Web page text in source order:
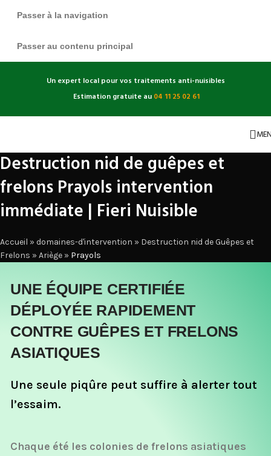
Passer à la navigation
Passer au contenu principal
Un expert local pour vos traitements anti-nuisibles
Estimation gratuite au 04 11 25 02 61
Destruction nid de guêpes et
frelons Prayols intervention
immédiate | Fieri Nuisible
Accueil » domaines-d'intervention » Destruction nid de Guêpes et
Frelons » Ariège » Prayols
UNE ÉQUIPE CERTIFIÉE
DÉPLOYÉE RAPIDEMENT
CONTRE GUÊPES ET FRELONS
ASIATIQUES
Une seule piqûre peut suffire à alerter tout
l’essaim.
Chaque été les colonies de frelons asiatiques